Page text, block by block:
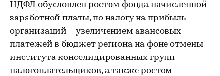
НДФЛ обусловлен ростом фонда начисленной
заработной платы, по налогу на прибыль
организаций – увеличением авансовых
платежей в бюджет региона на фоне отмены
института консолидированных групп
налогоплательщиков, а также ростом